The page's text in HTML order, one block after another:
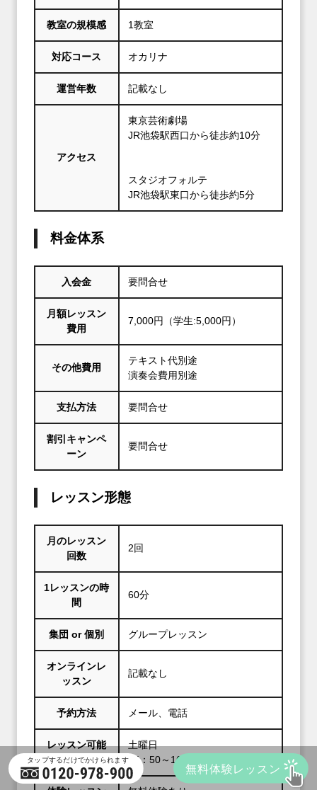
教室の規模感 1教室
対応コース オカリナ
運営年数 記載なし
アクセス
東京芸術劇場
JR池袋駅西口から徒歩約10分
スタジオフォルテ
JR池袋駅東口から徒歩約5分
料金体系
入会金 要問合せ
月額レッスン
費用
7,000円（学生:5,000円）
その他費用
テキスト代別途
演奏会費用別途
支払方法 要問合せ
割引キャンペ
ーン
要問合せ
レッスン形態
月のレッスン
回数
2回
1レッスンの時
間
60分
集団 or 個別 グループレッスン
オンラインレ
ッスン
記載なし
予約方法 メール、電話
レッスン可能
曜日・時間帯
土曜日
15：50～16：50